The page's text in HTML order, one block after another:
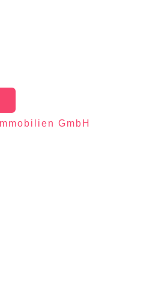
GmbH